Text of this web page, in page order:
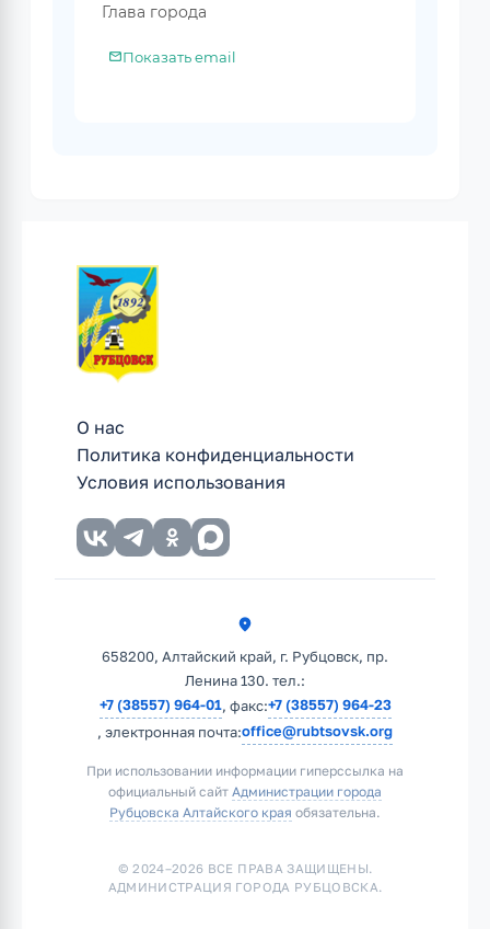
Глава города
Показать email
О нас
Политика конфиденциальности
Условия использования
658200, Алтайский край, г. Рубцовск, пр.
Ленина 130. тел.:
+7 (38557) 964-01, факс:+7 (38557) 964-23
, электронная почта:office@rubtsovsk.org
При использовании информации гиперссылка на
официальный сайт Администрации города
Рубцовска Алтайского края обязательна.
© 2024–2026 ВСЕ ПРАВА ЗАЩИЩЕНЫ.
АДМИНИСТРАЦИЯ ГОРОДА РУБЦОВСКА.